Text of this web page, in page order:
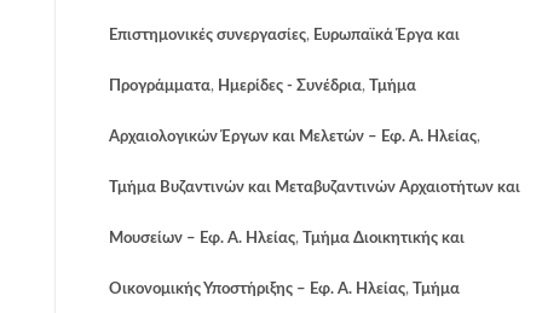
Επιστημονικές συνεργασίες, Ευρωπαϊκά Έργα και
Προγράμματα, Ημερίδες - Συνέδρια, Τμήμα
Αρχαιολογικών Έργων και Μελετών – Εφ. Α. Ηλείας,
Τμήμα Βυζαντινών και Μεταβυζαντινών Αρχαιοτήτων και
Μουσείων – Εφ. Α. Ηλείας, Τμήμα Διοικητικής και
Οικονομικής Υποστήριξης – Εφ. Α. Ηλείας, Τμήμα